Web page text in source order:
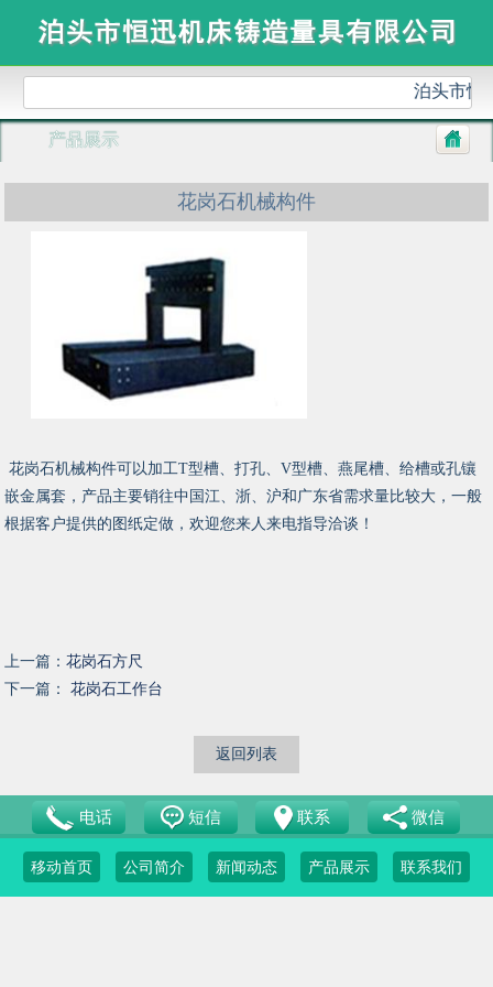
泊头市恒
产品展示
花岗石机械构件
花岗石机械构件可以加工T型槽、打孔、V型槽、燕尾槽、给槽或孔镶
嵌金属套，产品主要销往中国江、浙、沪和广东省需求量比较大，一般
根据客户提供的图纸定做，欢迎您来人来电指导洽谈！
上一篇：花岗石方尺
下一篇：花岗石工作台
返回列表
电话 短信 联系 微信
移动首页 公司简介 新闻动态 产品展示 联系我们